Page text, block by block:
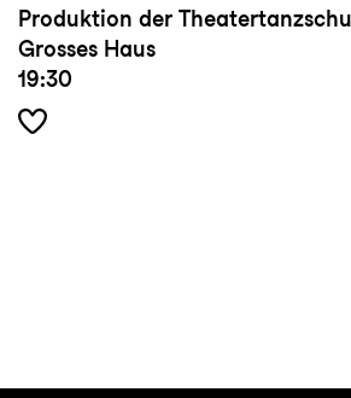
Produktion der
Grosses Haus
19:30